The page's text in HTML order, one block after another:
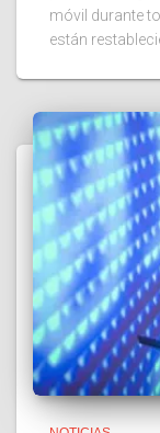
móvil durante
están